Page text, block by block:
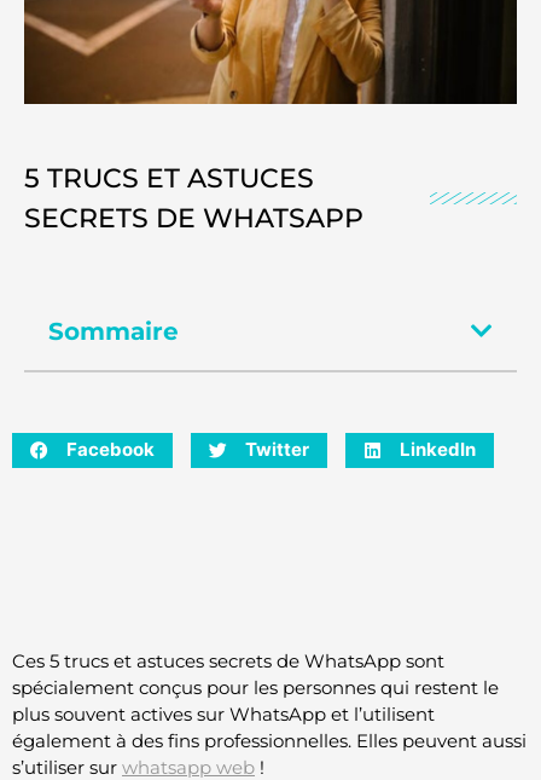
5 TRUCS ET ASTUCES
SECRETS DE WHATSAPP
Sommaire
Facebook Twitter LinkedIn
Ces 5 trucs et astuces secrets de WhatsApp sont
spécialement conçus pour les personnes qui restent le
plus souvent actives sur WhatsApp et l’utilisent
également à des fins professionnelles. Elles peuvent aussi
s’utiliser sur whatsapp web !